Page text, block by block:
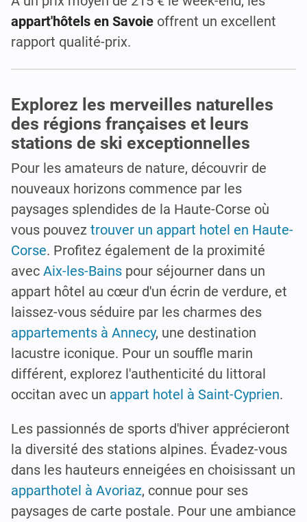
appart'hôtels en Savoie offrent un excellent
rapport qualité-prix.
Explorez les merveilles naturelles
des régions françaises et leurs
stations de ski exceptionnelles
Pour les amateurs de nature, découvrir de
nouveaux horizons commence par les
paysages splendides de la Haute-Corse où
vous pouvez trouver un appart hotel en Haute-
Corse. Profitez également de la proximité
avec Aix-les-Bains pour séjourner dans un
appart hôtel au cœur d'un écrin de verdure, et
laissez-vous séduire par les charmes des
appartements à Annecy, une destination
lacustre iconique. Pour un souffle marin
différent, explorez l'authenticité du littoral
occitan avec un appart hotel à Saint-Cyprien.
Les passionnés de sports d'hiver apprécieront
la diversité des stations alpines. Évadez-vous
dans les hauteurs enneigées en choisissant un
apparthotel à Avoriaz, connue pour ses
paysages de carte postale. Pour une ambiance